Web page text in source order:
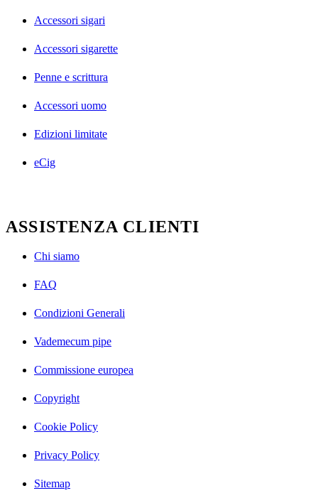
Accessori sigari
Accessori sigarette
Penne e scrittura
Accessori uomo
Edizioni limitate
eCig
ASSISTENZA CLIENTI
Chi siamo
FAQ
Condizioni Generali
Vademecum pipe
Commissione europea
Copyright
Cookie Policy
Privacy Policy
Sitemap